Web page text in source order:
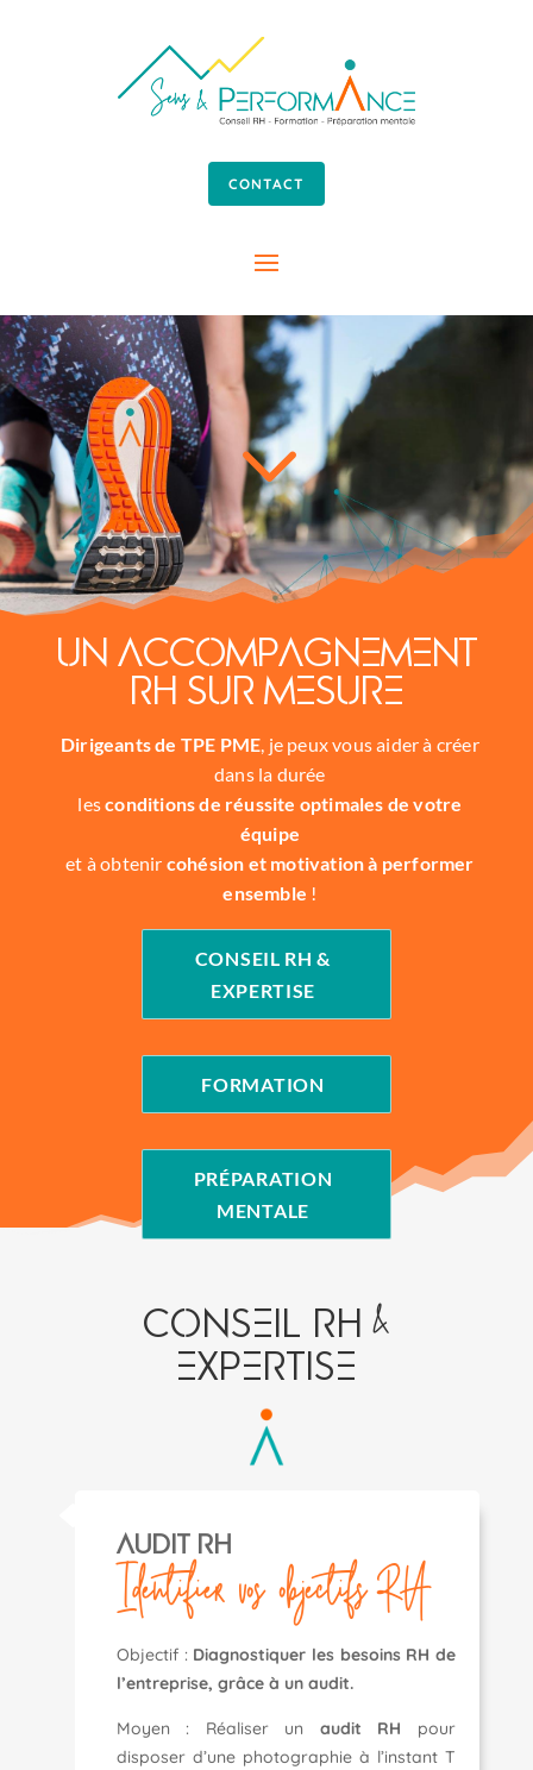
CONTACT
3
UN ACCOMPAGNEMENT
Rh SUR MESURE
Dirigeants de TPE PME, je peux vous aider à créer
dans la durée
lesconditions de réussite optimales de votre
équipe
et à obtenir cohésion et motivation à performer
ensemble !
CONSEIL RH &
EXPERTISE
FORMATION
PRÉPARATION
MENTALE
CONSEIL Rh&
EXPERTISE
AUDIT Rh
Identifier vos objectifs RH
Objectif : Diagnostiquer les besoins RH de
l’entreprise, grâce à un audit.
Moyen : Réaliser un audit RH
pour
disposer d’une photographie à l’instant T